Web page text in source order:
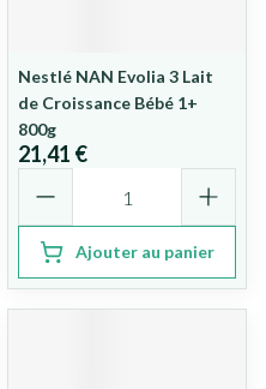
Nestlé NAN Evolia 3 Lait
de Croissance Bébé 1+
800g
21,41 €
Ajouter au panier